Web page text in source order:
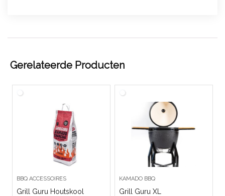
Gerelateerde Producten
BBQ ACCESSOIRES
Grill Guru Houtskool
KAMADO BBQ
Grill Guru XL